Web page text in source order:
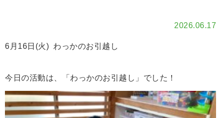
2026.06.17
6月16日(火) わっかのお引越し
今日の活動は、「わっかのお引越し」でした！